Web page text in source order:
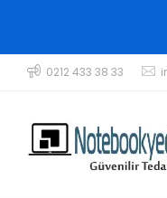
0212 433 38 33